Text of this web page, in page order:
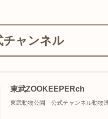
チャンネル
東武ZOOKEEPERch
東武動物公園 公式チャンネル動物